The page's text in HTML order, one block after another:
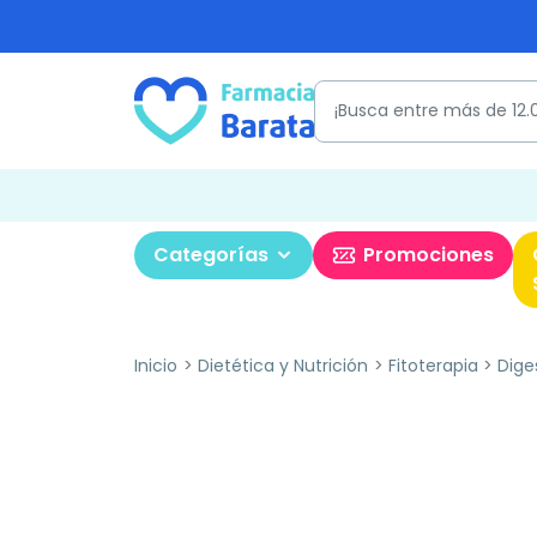
Categorías Promociones
Inicio Dietética y Nutrición Fitoterapia